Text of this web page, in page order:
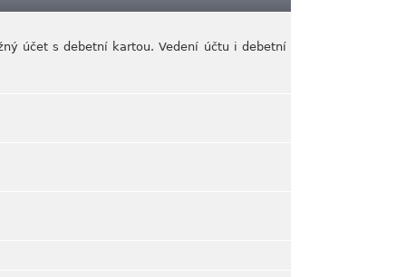
účet s debetní kartou. Vedení účtu i debetní